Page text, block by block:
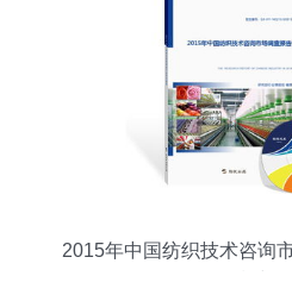
2015年中国纺织技术咨询